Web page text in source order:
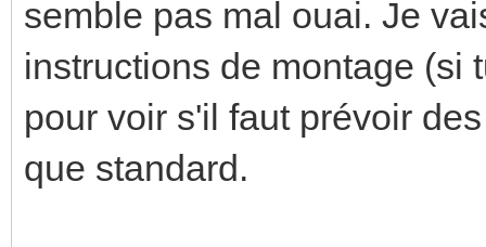
semble pas mal ouai. Je
instructions de montage (si
pour voir s'il faut prévoir
que standard.